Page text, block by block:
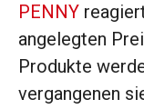
PENNY
angelegten
Produkte
vergangenen